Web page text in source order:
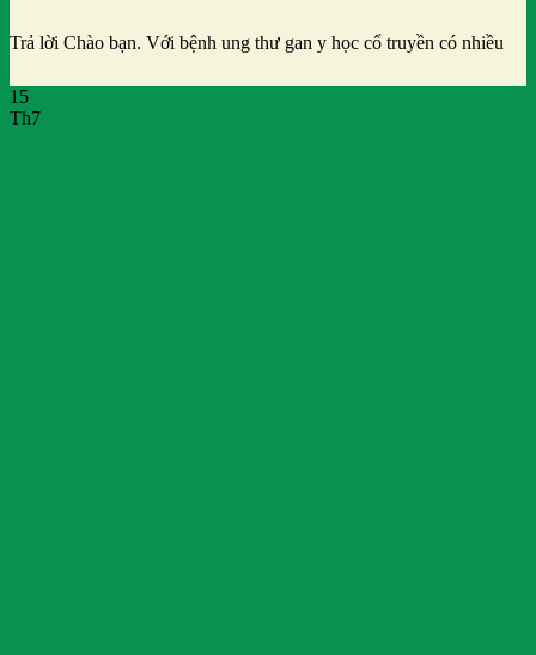
Trả lời Chào bạn. Với bệnh ung thư gan y học cổ truyền có nhiều
15
Th7